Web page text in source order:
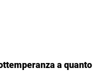
a quanto